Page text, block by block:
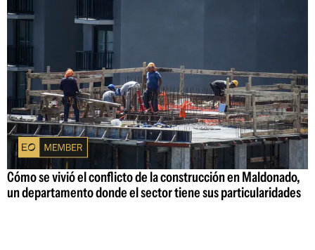
Cómo se vivió el conflicto de la construcción en Maldonado,
un departamento donde el sector tiene sus particularidades